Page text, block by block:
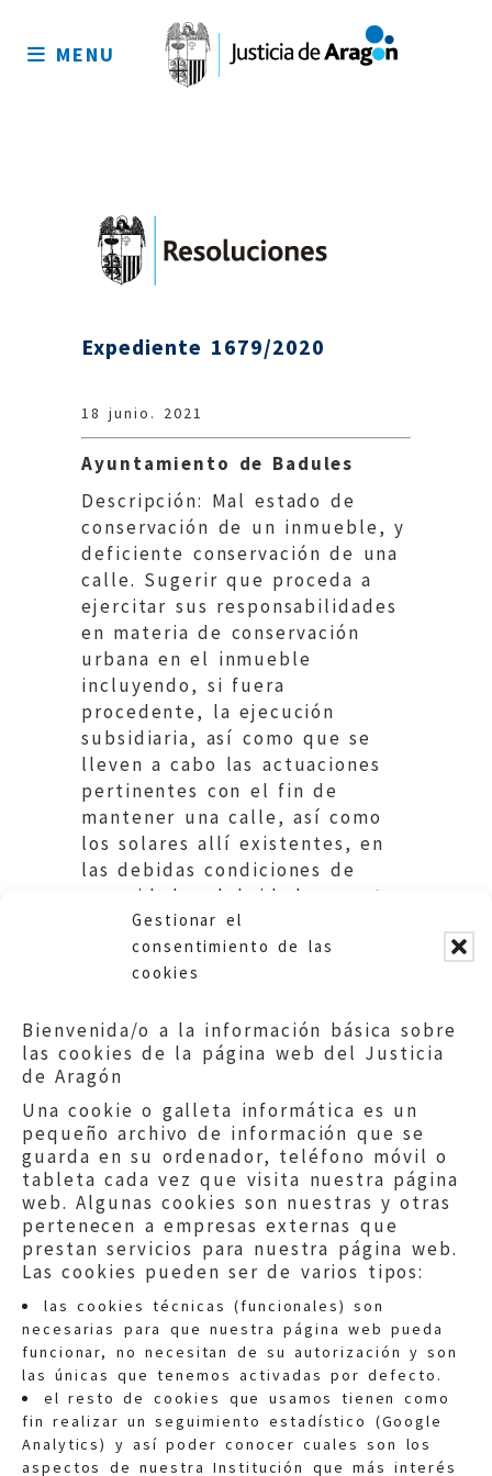
Gestionar el
consentimiento de las
cookies
Bienvenida/o a la información básica sobre
las cookies de la página web del Justicia
de Aragón
Una cookie o galleta informática es un
pequeño archivo de información que se
guarda en su ordenador, teléfono móvil o
tableta cada vez que visita nuestra página
web. Algunas cookies son nuestras y otras
pertenecen a empresas externas que
prestan servicios para nuestra página web.
Las cookies pueden ser de varios tipos:
las cookies técnicas (funcionales) son
necesarias para que nuestra página web pueda
funcionar, no necesitan de su autorización y son
las únicas que tenemos activadas por defecto.
el resto de cookies que usamos tienen como
fin realizar un seguimiento estadístico (Google
Analytics) y así poder conocer cuales son los
aspectos de nuestra Institución que más interés
sitio
MENU
Expediente 1679/2020
18 junio. 2021
Ayuntamiento de Badules
Descripción: Mal estado de
conservación de un inmueble, y
deficiente conservación de una
calle. Sugerir que proceda a
ejercitar sus responsabilidades
en materia de conservación
urbana en el inmueble
incluyendo, si fuera
procedente, la ejecución
subsidiaria, así como que se
lleven a cabo las actuaciones
pertinentes con el fin de
mantener una calle, así como
los solares allí existentes, en
las debidas condiciones de
seguridad, salubridad y ornato
público.
Quejas:quejas@eljusticiadearagon.es
Información general:
informacion@eljusticiadearagon.es